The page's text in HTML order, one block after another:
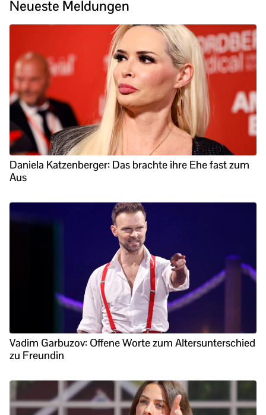
Neueste Meldungen
Daniela Katzenberger: Das brachte ihre Ehe fast zum
Aus
Vadim Garbuzov: Offene Worte zum Altersunterschied
zu Freundin